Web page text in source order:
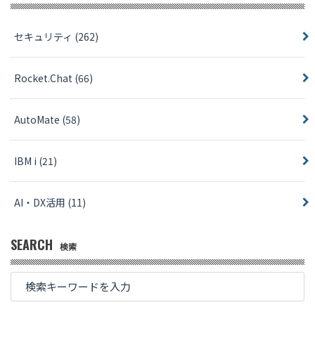
セキュリティ (262)
Rocket.Chat (66)
AutoMate (58)
IBM i (21)
AI・DX活用 (11)
SEARCH 検索